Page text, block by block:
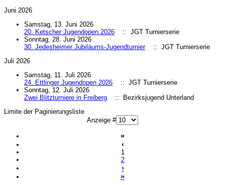
Juni 2026
Samstag, 13. Juni 2026
20. Ketscher Jugendopen 2026
:: JGT Turnierserie
Sonntag, 28. Juni 2026
30. Jedesheimer Jubiläums-Jugendturnier
:: JGT Turnierserie
Juli 2026
Samstag, 11. Juli 2026
24. Ettlinger Jugendopen 2026
:: JGT Turnierserie
Sonntag, 12. Juli 2026
Zwei Blitzturniere in Freiberg
:: Bezirksjugend Unterland
Limite der Paginierungsliste
Anzeige #
«
‹
1
2
›
»